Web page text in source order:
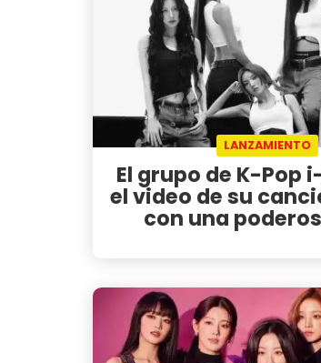
LANZAMIENTO
El grupo de K-Pop
el video de su
con una